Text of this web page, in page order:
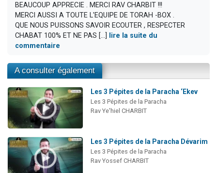
BEAUCOUP APPRECIE . MERCI RAV CHARBIT !!!
MERCI AUSSI A TOUTE L'EQUIPE DE TORAH -BOX .
QUE NOUS PUISSONS SAVOIR ECOUTER , RESPECTER
CHABAT 100% ET NE PAS [...]
lire la suite du
commentaire
A consulter également
Les 3 Pépites de la Paracha ‘Ekev
Les 3 Pépites de la Paracha
Rav Ye'hiel CHARBIT
Les 3 Pépites de la Paracha Dévarim
Les 3 Pépites de la Paracha
Rav Yossef CHARBIT